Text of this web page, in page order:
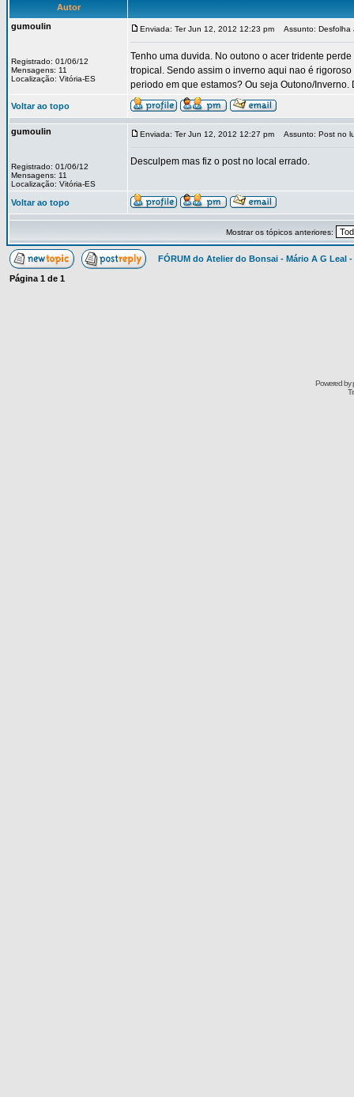
Autor
gumoulin
Registrado: 01/06/12
Mensagens: 11
Localização: Vitória-ES
Enviada: Ter Jun 12, 2012 12:23 pm Assunto: Desfolha
Tenho uma duvida. No outono o acer tridente
tropical. Sendo assim o inverno aqui nao é
periodo em que estamos? Ou seja Outono/Inverno.
Voltar ao topo
gumoulin
Registrado: 01/06/12
Mensagens: 11
Localização: Vitória-ES
Enviada: Ter Jun 12, 2012 12:27 pm Assunto: Post no
Desculpem mas fiz o post no local errado.
Voltar ao topo
Mostrar os tópicos anteriores:
FÓRUM do Atelier do Bonsai - Mário A G Leal
Página 1 de 1
Powered by